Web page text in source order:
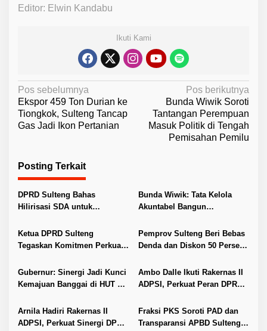
Editor: Elwin Kandabu
Ikuti Kami
N
a
v
g
a
s
i
p
o
Pos sebelumnya
Ekspor 459 Ton Durian ke
Tiongkok, Sulteng Tancap
Gas Jadi Ikon Pertanian
Pos berikutnya
Bunda Wiwik Soroti
Tantangan Perempuan
Masuk Politik di Tengah
Pemisahan Pemilu
Posting Terkait
DPRD Sulteng Bahas
Hilirisasi SDA untuk
Bunda Wiwik: Tata Kelola
Akuntabel Bangun
Ketua DPRD Sulteng
Tegaskan Komitmen Perkuat
KPK
Pemprov Sulteng Beri Bebas
Denda dan Diskon 50 Persen
Gubernur: Sinergi Jadi Kunci
Kemajuan Banggai di HUT ke-
Ambo Dalle Ikuti Rakernas II
ADPSI, Perkuat Peran DPRD
Arnila Hadiri Rakernas II
ADPSI, Perkuat Sinergi DPRD
Fraksi PKS Soroti PAD dan
Transparansi APBD Sulteng